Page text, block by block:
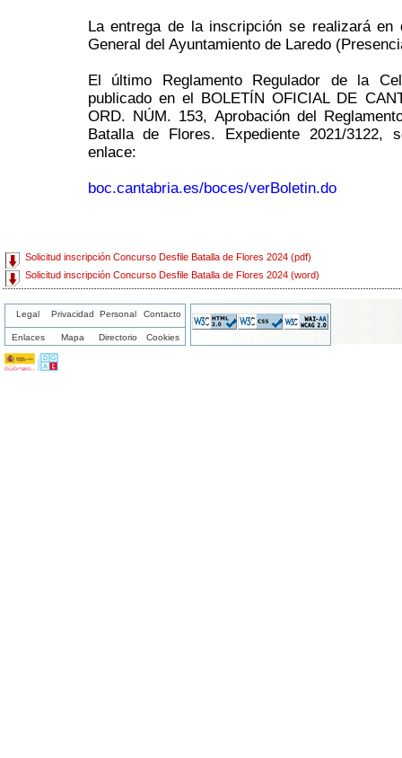
La entrega de la inscripción se realizará en
General del Ayuntamiento de Laredo
El último Reglamento Regulador de la
publicado en el BOLETÍN OFICIAL DE
ORD. NÚM. 153, Aprobación del
Batalla de Flores. Expediente 2021/3122,
enlace:
boc.cantabria.es/boces/verBoletin.do
Solicitud inscripción Concurso Desfile Batalla de Flores 2024 (pdf)
Solicitud inscripción Concurso Desfile Batalla de Flores 2024 (word)
Legal Privacidad Personal Contacto
Enlaces Mapa Directorio Cookies